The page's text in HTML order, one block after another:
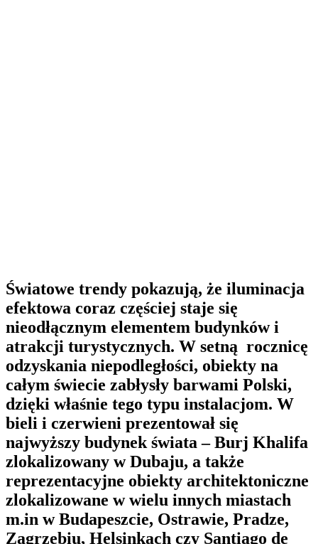
Światowe trendy pokazują, że iluminacja
efektowa coraz częściej staje się
nieodłącznym elementem budynków i
atrakcji turystycznych. W setną rocznicę
odzyskania niepodległości, obiekty na
całym świecie zabłysły barwami Polski,
dzięki właśnie tego typu instalacjom. W
bieli i czerwieni prezentował się
najwyższy budynek świata – Burj Khalifa
zlokalizowany w Dubaju, a także
reprezentacyjne obiekty architektoniczne
zlokalizowane w wielu innych miastach
m.in w Budapeszcie, Ostrawie, Pradze,
Zagrzebiu, Helsinkach czy Santiago de